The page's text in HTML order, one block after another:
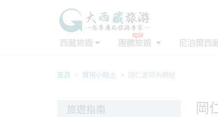
西藏旅遊 團體旅遊 尼泊爾西
首頁 實用小貼士 岡仁波齊內轉經
旅遊指南 岡